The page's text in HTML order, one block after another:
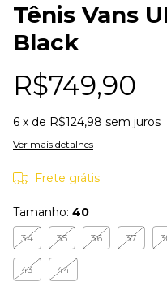
Tênis Vans
Black
R$749,90
6 x de R$124,98 sem juros
Ver mais detalhes
Frete grátis
Tamanho: 40
34 35 36 37
43 44